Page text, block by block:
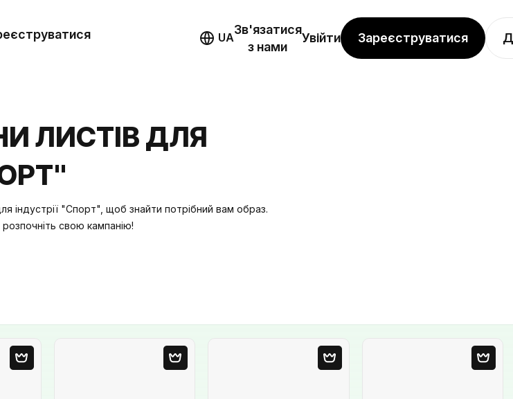
UA
Зв'язатися
з нами
Увійти Зареєструватися
ЛИСТІВ ДЛЯ
індустрії "Спорт", щоб знайти потрібний вам образ.
свою кампанію!